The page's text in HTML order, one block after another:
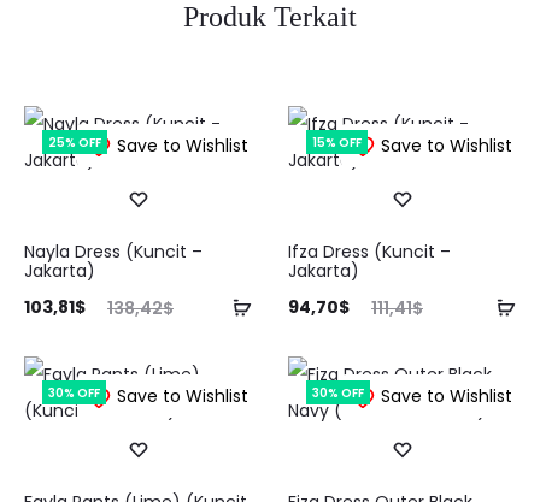
Produk Terkait
Save to Wishlist
25% OFF
Tambah
keranjang
Nayla Dress (Kuncit –
Jakarta)
138,42$
Harga
adalah:
138,42$.
103,81$
ini
Save to Wishlist
15% OFF
Ifza Dress (Kuncit –
Jakarta)
111,41$
Harga
adalah:
111,41$.
94,70$
Harga
ini
adalah:
Save to Wishlist
30% OFF Save to Wishlist
30% OFF